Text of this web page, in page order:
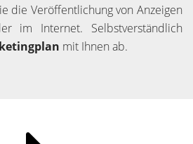
die Veröffentlichung von Anzeigen
im Internet. Selbstverständlich
mit Ihnen ab.